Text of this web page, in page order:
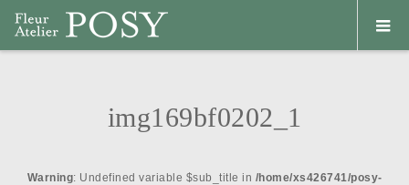
img169bf0202_1
Warning: Undefined variable $sub_title in /home/xs426741/posy-